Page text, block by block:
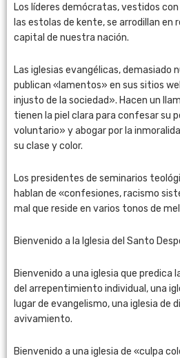
Los líderes demócratas, vestidos
las estolas de kente, se arrodillan en
capital de nuestra nación.
Las iglesias evangélicas, demasiado
publican «lamentos» en sus sitios
injusto de la sociedad». Hacen un
tienen la piel clara para confesar su
voluntario» y abogar por la
su clase y color.
Los presidentes de seminarios
hablan de «confesiones, racismo
mal que reside en varios tonos de
Bienvenido a la Iglesia del Santo
Bienvenido a una iglesia que predica
del arrepentimiento individual, una
lugar de evangelismo, una iglesia de
avivamiento.
Bienvenido a una iglesia de «culpa